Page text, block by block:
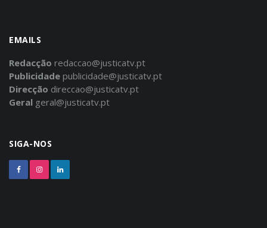
EMAILS
Redacção redaccao@justicatv.pt
Publicidade publicidade@justicatv.pt
Direcção direccao@justicatv.pt
Geral geral@justicatv.pt
SIGA-NOS